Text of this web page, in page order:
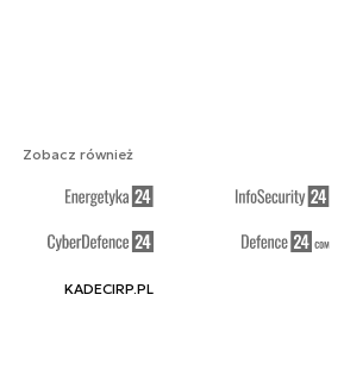
Zobacz również
KADECIRP.PL